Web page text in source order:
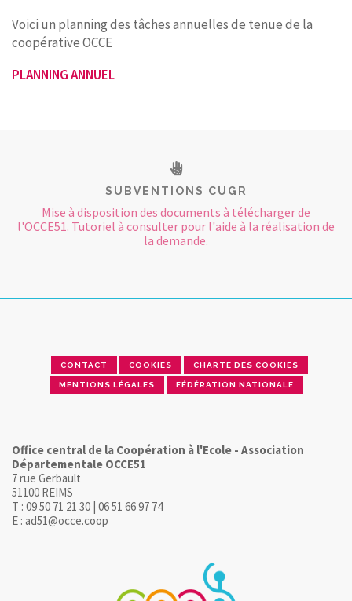
Voici un planning des tâches annuelles de tenue de la
coopérative OCCE
PLANNING ANNUEL
SUBVENTIONS CUGR
Mise à disposition des documents à télécharger de
l'OCCE51. Tutoriel à consulter pour l'aide à la réalisation de
la demande.
CONTACT COOKIES CHARTE DES COOKIES
MENTIONS LÉGALES FÉDÉRATION NATIONALE
Office central de la Coopération à l'Ecole - Association
Départementale OCCE51
7 rue Gerbault
51100 REIMS
T : 09 50 71 21 30 | 06 51 66 97 74
E : ad51@occe.coop